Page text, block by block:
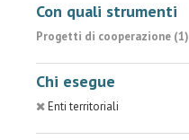
Con quali strumenti
Progetti di cooperazione (1)
Chi esegue
Enti territoriali